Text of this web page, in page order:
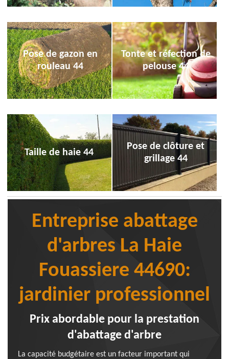
Pose de gazon en
rouleau 44
Tonte et réfection de
pelouse 44
Taille de haie 44
Pose de clôture et
grillage 44
Entreprise abattage
d'arbres La Haie
Fouassiere 44690:
jardinier professionnel
Prix abordable pour la prestation
d'abattage d'arbre
La capacité budgétaire est un facteur important qui